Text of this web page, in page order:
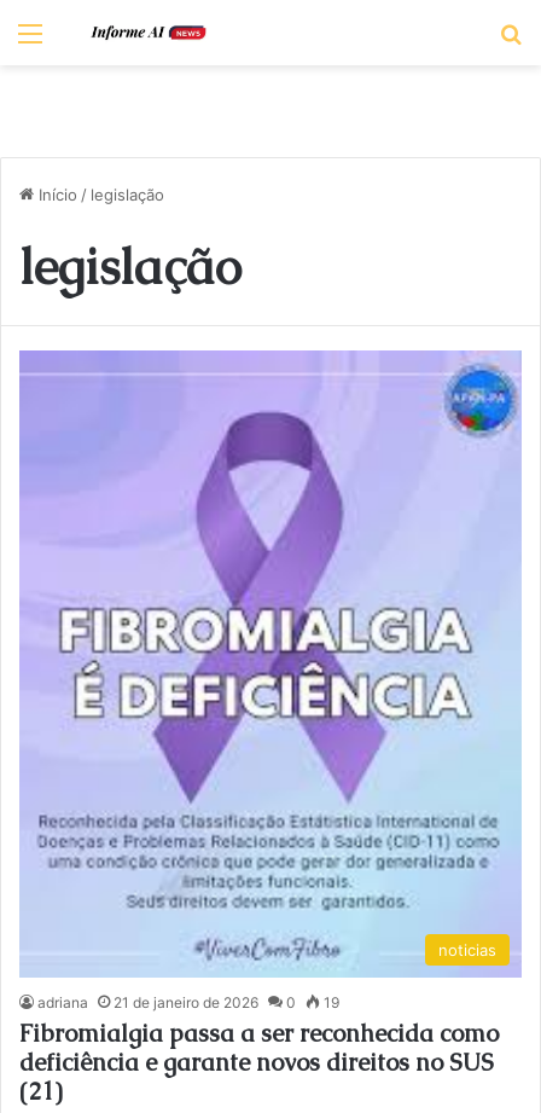
Menu
Início / legislação
legislação
noticias
adriana 21 de janeiro de 2026 0 19
Fibromialgia passa a ser reconhecida como
deficiência e garante novos direitos no SUS
(21)